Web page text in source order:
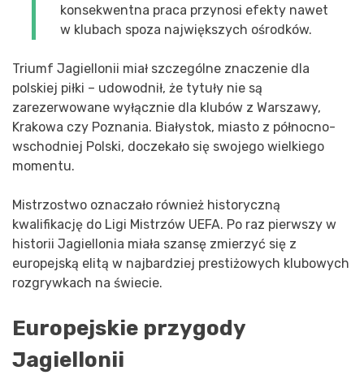
konsekwentna praca przynosi efekty nawet
w klubach spoza największych ośrodków.
Triumf Jagiellonii miał szczególne znaczenie dla
polskiej piłki – udowodnił, że tytuły nie są
zarezerwowane wyłącznie dla klubów z Warszawy,
Krakowa czy Poznania. Białystok, miasto z północno-
wschodniej Polski, doczekało się swojego wielkiego
momentu.
Mistrzostwo oznaczało również historyczną
kwalifikację do Ligi Mistrzów UEFA. Po raz pierwszy w
historii Jagiellonia miała szansę zmierzyć się z
europejską elitą w najbardziej prestiżowych klubowych
rozgrywkach na świecie.
Europejskie przygody
Jagiellonii